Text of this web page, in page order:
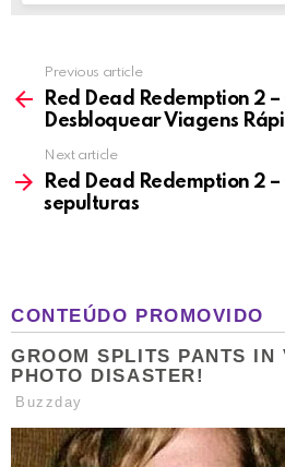
more
Previous article
Red Dead Redemption 2 –
Desbloquear Viagens
Next article
Red Dead Redemption 2
sepulturas